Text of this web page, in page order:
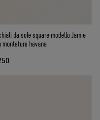
da sole square modello Jamie
montatura havana